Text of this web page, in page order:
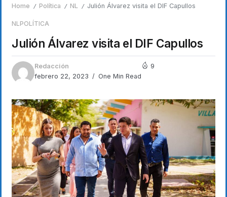
Home / Política / NL / Julión Álvarez visita el DIF Capullos
NLPOLÍTICA
Julión Álvarez visita el DIF Capullos
Redacción
febrero 22, 2023
One Min Read
9